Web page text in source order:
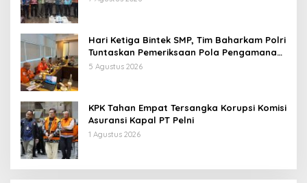
Hari Ketiga Bintek SMP, Tim Baharkam Polri
Tuntaskan Pemeriksaan Pola Pengamanan
Pertamina Patra Niaga Jabar
5 Agustus 2026
KPK Tahan Empat Tersangka Korupsi Komisi
Asuransi Kapal PT Pelni
1 Agustus 2026